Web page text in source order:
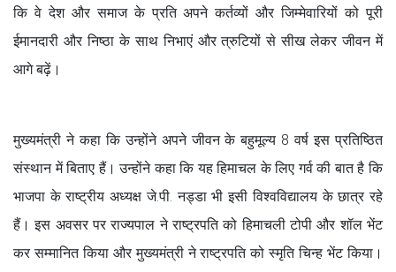
कि वे देश और समाज के प्रति अपने कर्तव्यों और जिम्मेवारियों को पूरी
ईमानदारी और निष्ठा के साथ निभाएं और त्रुटियों से सीख लेकर जीवन में
आगे बढ़ें।
मुख्यमंत्री ने कहा कि उन्होंने अपने जीवन के बहुमूल्य 8 वर्ष इस प्रतिष्ठित
संस्थान में बिताए हैं। उन्होंने कहा कि यह हिमाचल के लिए गर्व की बात है कि
भाजपा के राष्ट्रीय अध्यक्ष जे.पी. नड्डा भी इसी विश्वविद्यालय के छात्र रहे
हैं। इस अवसर पर राज्यपाल ने राष्ट्रपति को हिमाचली टोपी और शॉल भेंट
कर सम्मानित किया और मुख्यमंत्री ने राष्ट्रपति को स्मृति चिन्ह भेंट किया।